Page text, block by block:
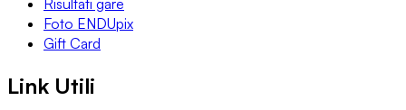
Foto ENDUpix
Gift Card
Link Utili